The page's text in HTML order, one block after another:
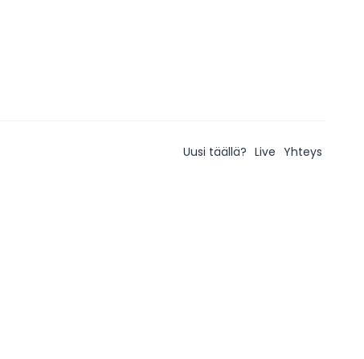
Uusi täällä? Live Yhteys